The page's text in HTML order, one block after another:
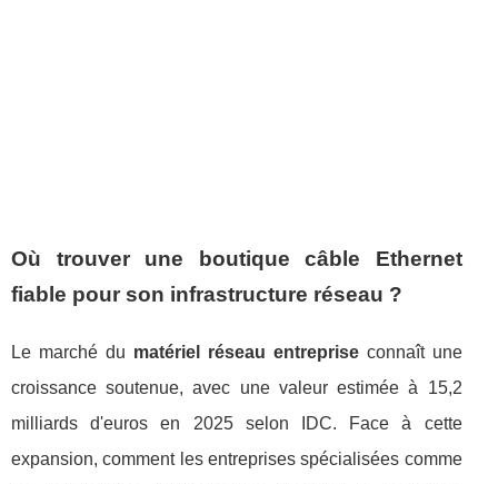
Où trouver une boutique câble Ethernet
fiable pour son infrastructure réseau ?
Le marché du matériel réseau entrepriseconnaît une
croissance soutenue, avec une valeur estimée à 15,2
milliards d'euros en 2025 selon IDC. Face à cette
expansion, comment les entreprises spécialisées comme